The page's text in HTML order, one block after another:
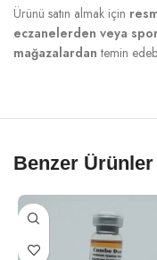
Ürünü satın almak için
eczanelerden veya
mağazalardan temin
Benzer Ürünler